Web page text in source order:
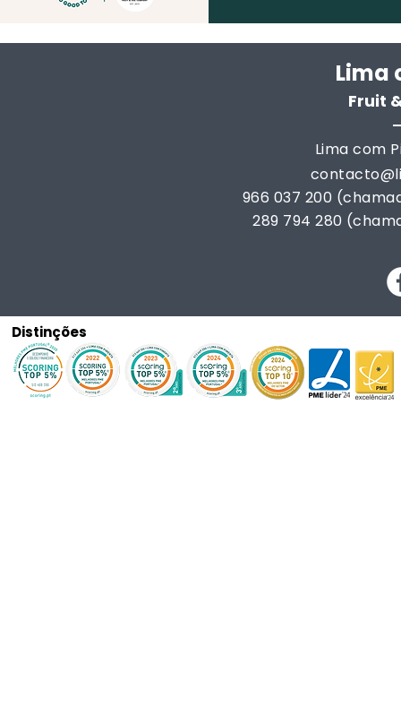
Lima
Fruit
Lima com
966 037 200
289 794 280
Distinções